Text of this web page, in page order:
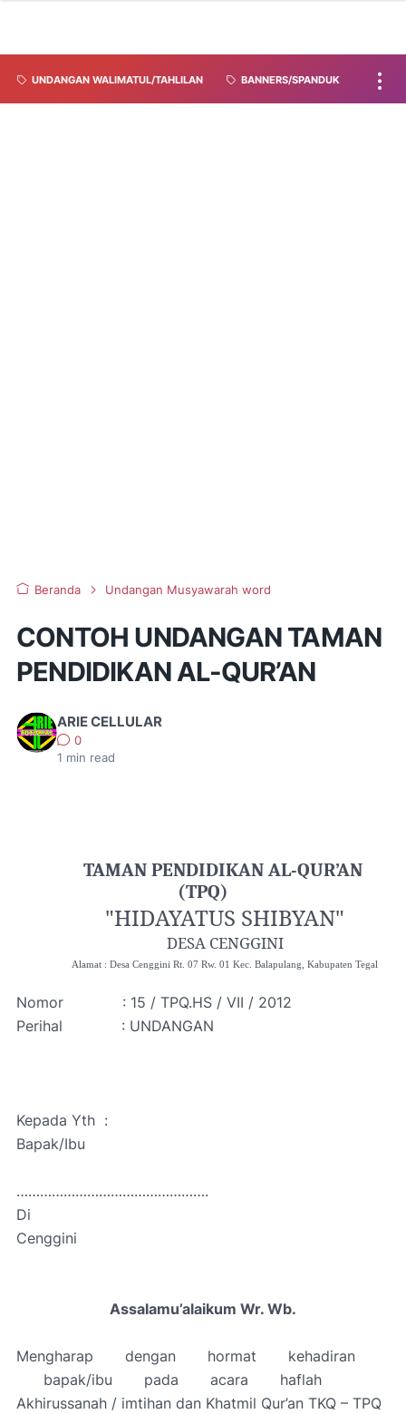
UNDANGAN WALIMATUL/TAHLILAN BANNERS/SPANDUK
Beranda Undangan Musyawarah word
CONTOH UNDANGAN TAMAN
PENDIDIKAN AL-QUR’AN
ARIE CELLULAR
0
1 min read
TAMAN PENDIDIKAN AL-QUR’AN
(TPQ)
"HIDAYATUS SHIBYAN"
DESA CENGGINI
Alamat : Desa Cenggini Rt. 07 Rw. 01 Kec. Balapulang, Kabupaten Tegal
Nomor
: 15 / TPQ.HS / VII / 2012
Perihal
: UNDANGAN
Kepada Yth :
Bapak/Ibu
………………………………………….
Di
Cenggini
Assalamu’alaikum Wr. Wb.
Mengharap dengan hormat
kehadiran
bapak/ibu
pada acara
haflah
Akhirussanah / imtihan dan Khatmil Qur’an TKQ – TPQ